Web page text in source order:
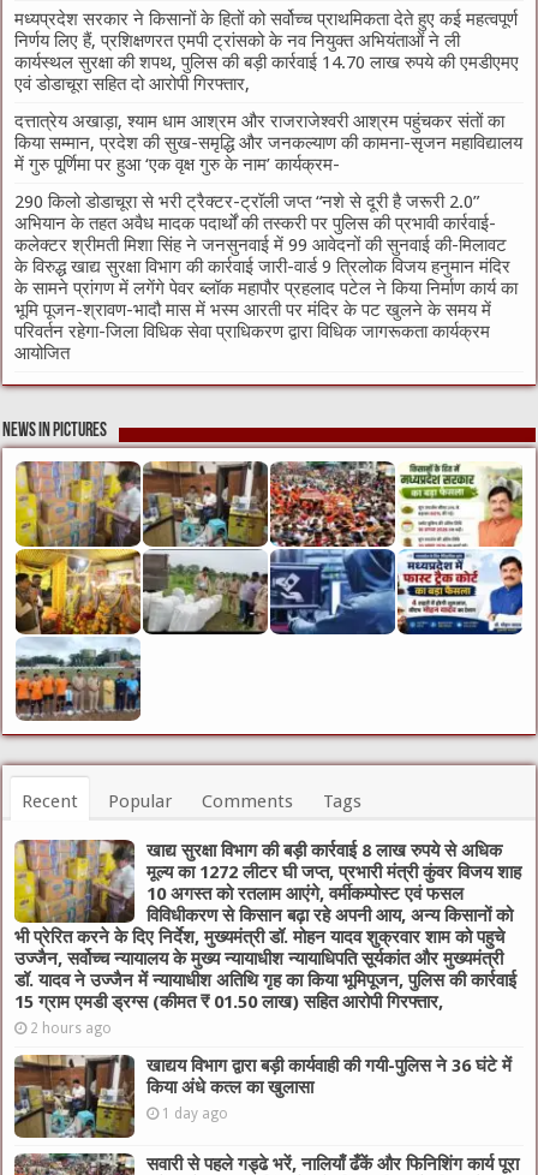
मध्यप्रदेश सरकार ने किसानों के हितों को सर्वोच्च प्राथमिकता देते हुए कई महत्वपूर्ण
निर्णय लिए हैं, प्रशिक्षणरत एमपी ट्रांसको के नव नियुक्त अभियंताओं ने ली
कार्यस्थल सुरक्षा की शपथ, पुलिस की बड़ी कार्रवाई 14.70 लाख रुपये की एमडीएमए
एवं डोडाचूरा सहित दो आरोपी गिरफ्तार,
दत्तात्रेय अखाड़ा, श्याम धाम आश्रम और राजराजेश्वरी आश्रम पहुंचकर संतों का
किया सम्मान, प्रदेश की सुख-समृद्धि और जनकल्याण की कामना-सृजन महाविद्यालय
में गुरु पूर्णिमा पर हुआ ‘एक वृक्ष गुरु के नाम’ कार्यक्रम-
290 किलो डोडाचूरा से भरी ट्रैक्टर-ट्रॉली जप्त “नशे से दूरी है जरूरी 2.0”
अभियान के तहत अवैध मादक पदार्थों की तस्करी पर पुलिस की प्रभावी कार्रवाई-
कलेक्टर श्रीमती मिशा सिंह ने जनसुनवाई में 99 आवेदनों की सुनवाई की-मिलावट
के विरुद्ध खाद्य सुरक्षा विभाग की कार्रवाई जारी-वार्ड 9 त्रिलोक विजय हनुमान मंदिर
के सामने प्रांगण में लगेंगे पेवर ब्लॉक महापौर प्रहलाद पटेल ने किया निर्माण कार्य का
भूमि पूजन-श्रावण-भादौ मास में भस्म आरती पर मंदिर के पट खुलने के समय में
परिवर्तन रहेगा-जिला विधिक सेवा प्राधिकरण द्वारा विधिक जागरूकता कार्यक्रम
आयोजित
News in Pictures
Recent Popular Comments Tags
खाद्य सुरक्षा विभाग की बड़ी कार्रवाई 8 लाख रुपये से अधिक
मूल्य का 1272 लीटर घी जप्त, प्रभारी मंत्री कुंवर विजय शाह
10 अगस्त को रतलाम आएंगे, वर्मीकम्पोस्ट एवं फसल
विविधीकरण से किसान बढ़ा रहे अपनी आय, अन्य किसानों को
भी प्रेरित करने के दिए निर्देश, मुख्यमंत्री डॉ. मोहन यादव शुक्रवार शाम को पहुचे
उज्जैन, सर्वोच्च न्यायालय के मुख्‍य न्‍यायाधीश न्यायाधिपति सूर्यकांत और मुख्यमंत्री
डॉ. यादव ने उज्जैन में न्यायाधीश अतिथि गृह का किया भूमिपूजन, पुलिस की कार्रवाई
15 ग्राम एमडी ड्रग्स (कीमत ₹ 01.50 लाख) सहित आरोपी गिरफ्तार,
2 hours ago
खाद्यय विभाग द्वारा बड़ी कार्यवाही की गयी-पुलिस ने 36 घंटे में
किया अंधे कत्ल का खुलासा
1 day ago
सवारी से पहले गड्ढे भरें, नालियाँ ढँकें और फिनिशिंग कार्य पूरा